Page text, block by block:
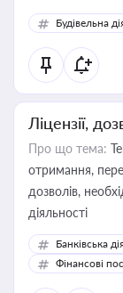
Будівельна
Ліцензії,
Про що тема:
отримання,
дозволів,
діяльності
Банківська
Фінансові